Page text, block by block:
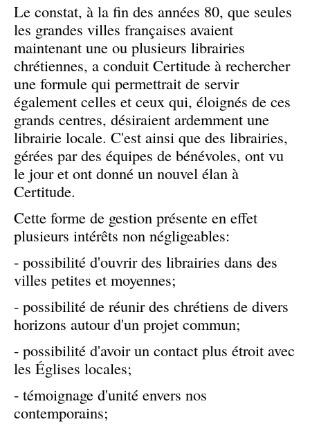
Le constat, à la fin des années 80, que seules
les grandes villes françaises avaient
maintenant une ou plusieurs librairies
chrétiennes, a conduit Certitude à rechercher
une formule qui permettrait de servir
également celles et ceux qui, éloignés de ces
grands centres, désiraient ardemment une
librairie locale. C'est ainsi que des librairies,
gérées par des équipes de bénévoles, ont vu
le jour et ont donné un nouvel élan à
Certitude.
Cette forme de gestion présente en effet
plusieurs intérêts non négligeables:
- possibilité d'ouvrir des librairies dans des
villes petites et moyennes;
- possibilité de réunir des chrétiens de divers
horizons autour d'un projet commun;
- possibilité d'avoir un contact plus étroit avec
les Églises locales;
- témoignage d'unité envers nos
contemporains;